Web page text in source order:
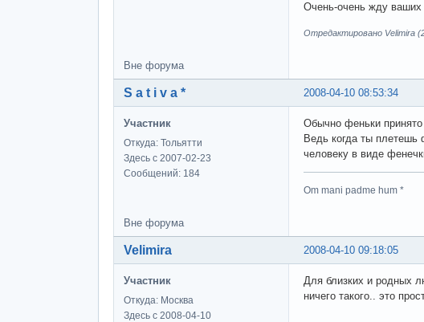
Очень-очень жду ваших
Отредактировано Velimira
Вне форума
2008-04-10 08:53:34
S a t i v a *
Участник
Откуда: Тольятти
Здесь с 2007-02-23
Сообщений: 184
Обычно феньки
Ведь когда ты плетешь
человеку в виде
Om mani padme hum *
Вне форума
2008-04-10 09:18:05
Velimira
Участник
Откуда: Москва
Здесь с 2008-04-10
Для близких и родных
ничего такого.. это